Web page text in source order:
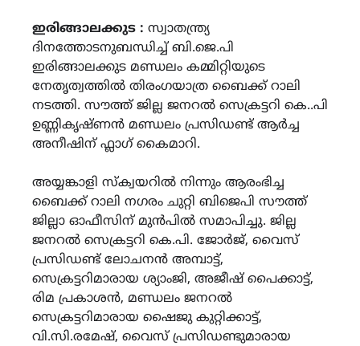
ഇരിങ്ങാലക്കുട : സ്വാതന്ത്ര്യ
ദിനത്തോടനുബന്ധിച്ച് ബി.ജെ.പി
ഇരിങ്ങാലക്കുട മണ്ഡലം കമ്മിറ്റിയുടെ
നേതൃത്വത്തിൽ തിരംഗയാത്ര ബൈക്ക് റാലി
നടത്തി. സൗത്ത് ജില്ല ജനറൽ സെക്രട്ടറി കെ..പി
ഉണ്ണികൃഷ്ണൻ മണ്ഡലം പ്രസിഡണ്ട് ആർച്ച
അനീഷിന് ഫ്ലാഗ് കൈമാറി.
അയ്യങ്കാളി സ്ക്വയറിൽ നിന്നും ആരംഭിച്ച
ബൈക്ക് റാലി നഗരം ചുറ്റി ബിജെപി സൗത്ത്
ജില്ലാ ഓഫീസിന് മുൻപിൽ സമാപിച്ചു. ജില്ല
ജനറൽ സെക്രട്ടറി കെ.പി. ജോർജ്, വൈസ്
പ്രസിഡണ്ട് ലോചനൻ അമ്പാട്ട്,
സെക്രട്ടറിമാരായ ശ്യാംജി, അജീഷ് പൈക്കാട്ട്,
രിമ പ്രകാശൻ, മണ്ഡലം ജനറൽ
സെക്രട്ടറിമാരായ ഷൈജു കുറ്റിക്കാട്ട്,
വി.സി.രമേഷ്, വൈസ് പ്രസിഡണ്ടുമാരായ